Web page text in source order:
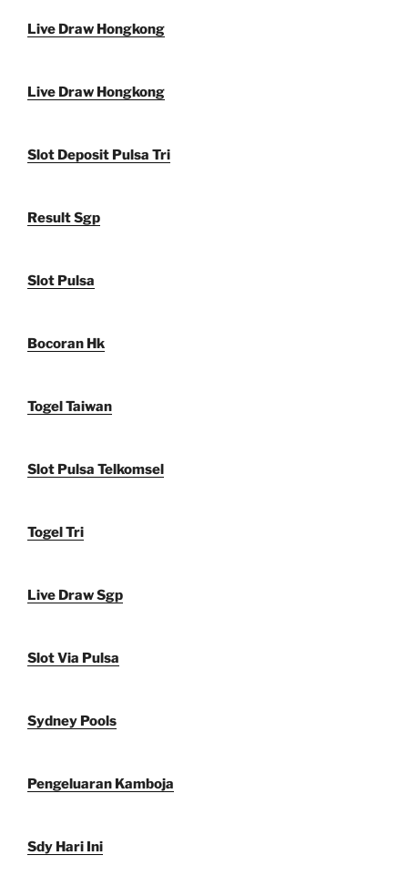
Live Draw Hongkong
Live Draw Hongkong
Slot Deposit Pulsa Tri
Result Sgp
Slot Pulsa
Bocoran Hk
Togel Taiwan
Slot Pulsa Telkomsel
Togel Tri
Live Draw Sgp
Slot Via Pulsa
Sydney Pools
Pengeluaran Kamboja
Sdy Hari Ini